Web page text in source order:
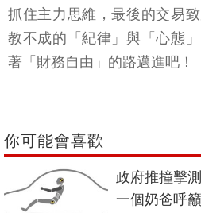
抓住主力思維，最後的交易
教不成的「紀律」與「心態
著「財務自由」的路邁進吧！
你可能會喜歡
政府推撞擊
一個奶爸呼